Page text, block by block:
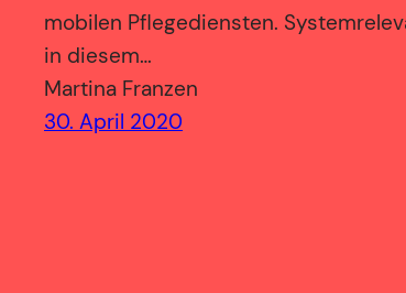
mobilen Pflegediensten.
in diesem…
Martina Franzen
30. April 2020